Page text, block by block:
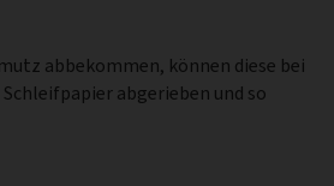
abbekommen, können diese bei
abgerieben und so